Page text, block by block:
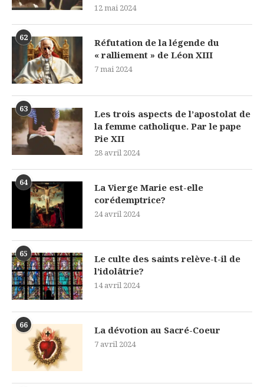
12 mai 2024
62
Réfutation de la légende du
« ralliement » de Léon XIII
7 mai 2024
63
Les trois aspects de l’apostolat de
la femme catholique. Par le pape
Pie XII
28 avril 2024
64
La Vierge Marie est-elle
corédemptrice?
24 avril 2024
65
Le culte des saints relève-t-il de
l’idolâtrie?
14 avril 2024
66 La dévotion au Sacré-Coeur
7 avril 2024